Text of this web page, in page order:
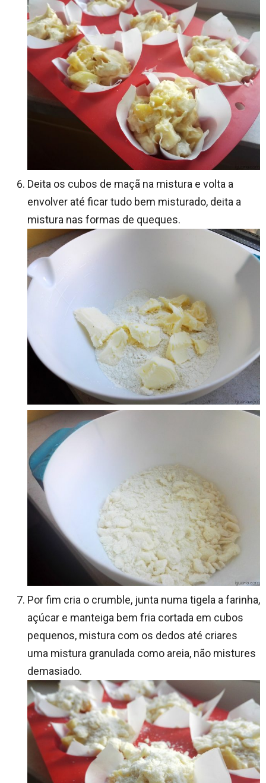
Deita os cubos de maçã na mistura e volta a
envolver até ficar tudo bem misturado, deita a
mistura nas formas de queques.
Por fim cria o crumble, junta numa tigela a farinha,
açúcar e manteiga bem fria cortada em cubos
pequenos, mistura com os dedos até criares
uma mistura granulada como areia, não mistures
demasiado.